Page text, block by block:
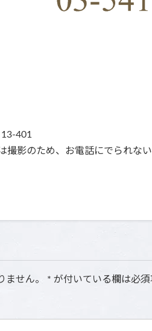
401
撮影のため、お電話にでられない
ません。 * が付いている欄は必